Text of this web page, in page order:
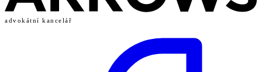
advokátní kancelář